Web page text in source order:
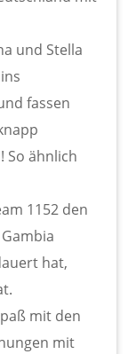
und Stella
fassen
So ähnlich
1152 den
hat,
mit den
mit